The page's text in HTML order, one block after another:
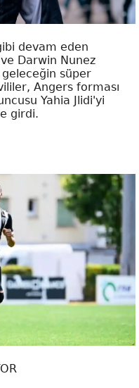
devam eden
Darwin Nunez
geleceğin süper
Angers forması
Yahia Jlidi'yi
girdi.